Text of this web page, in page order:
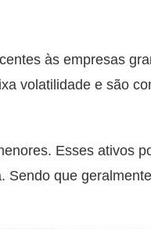
às empresas
volatilidade e são
Esses ativos
Sendo que